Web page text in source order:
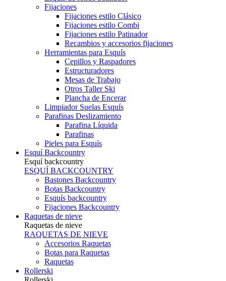
Fijaciones
Fijaciones estilo Clásico
Fijaciones estilo Combi
Fijaciones estilo Patinador
Recambios y accesorios fijaciones
Herramientas para Esquís
Cepillos y Raspadores
Estructuradores
Mesas de Trabajo
Otros Taller Ski
Plancha de Encerar
Limpiador Suelas Esquís
Parafinas Deslizamiento
Parafina Líquida
Parafinas
Pieles para Esquís
Esquí Backcountry
Esquí backcountry
ESQUÍ BACKCOUNTRY
Bastones Backcountry
Botas Backcountry
Esquís backcountry
Fijaciones Backcountry
Raquetas de nieve
Raquetas de nieve
RAQUETAS DE NIEVE
Accesorios Raquetas
Botas para Raquetas
Raquetas
Rollerski